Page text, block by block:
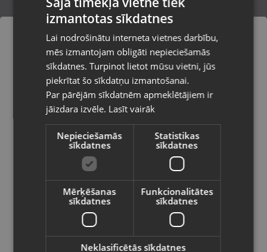
Bellota Garden line 3555
Rēzekne, Atbrīvošanas aleja 119
Stāvoklis Jauns (Garantija 24 mēneši)
13.00€
Bellota 3412
Pasūtījumi tiks piegādāti uz
izvēlēto valsti
Vietnes saturs būs attēlots izvēlētajā
valodā
Valsts
Latviešu / Latvian
RUSSIAN
izmantotas sīkdatnes
Lai nodrošinātu interneta vietnes darbību,
mēs izmantojam obligāti nepieciešamās
sīkdatnes. Turpinot lietot mūsu vietni, jūs
piekrītat šo sīkdatņu izmantošanai.
Par pārējām sīkdatnēm apmeklētājiem ir
jāizdara izvēle. Lasīt vairāk
Nepieciešamās
sīkdatnes
Statistikas
sīkdatnes
Mērķēšanas
sīkdatnes
Funkcionalitātes
sīkdatnes
Neklasificētās sīkdatnes